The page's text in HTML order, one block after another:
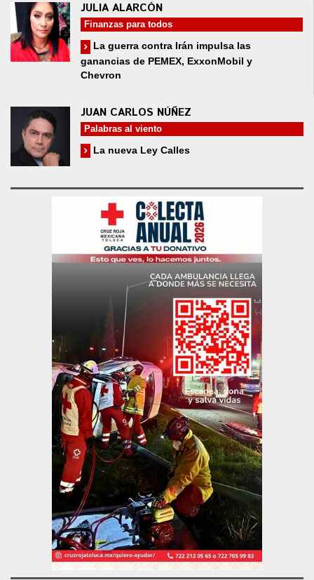
JULIA ALARCÓN
Finanzas para todos
La guerra contra Irán impulsa las
ganancias de PEMEX, ExxonMobil y
Chevron
JUAN CARLOS NÚÑEZ
Palabras al viento
La nueva Ley Calles